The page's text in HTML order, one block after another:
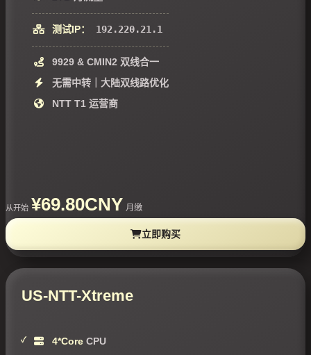
测试IP： 192.220.21.1
9929 & CMIN2 双线合一
无需中转｜大陆双线路优化
NTT T1 运营商
从开始 ¥69.80CNY 月缴
立即购买
US-NTT-Xtreme
4*Core CPU